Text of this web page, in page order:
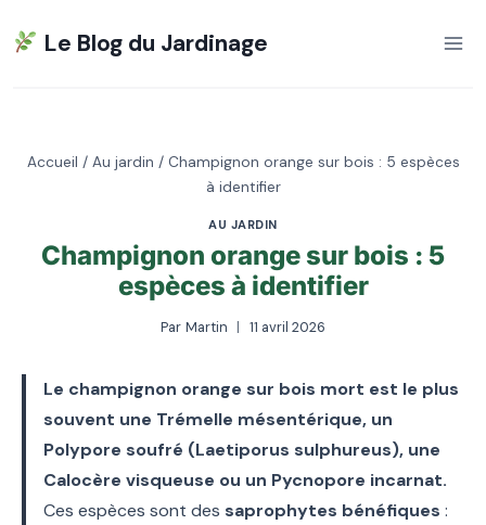
au
Le Blog du Jardinage
Accueil / Au jardin / Champignon orange sur bois : 5 espèces
à identifier
AU JARDIN
Champignon orange sur bois : 5
espèces à identifier
Par Martin 11 avril 2026
Le champignon orange sur bois mort est le plus
souvent une Trémelle mésentérique, un
Polypore soufré (Laetiporus sulphureus), une
Calocère visqueuse ou un Pycnopore incarnat.
Ces espèces sont des saprophytes bénéfiques :